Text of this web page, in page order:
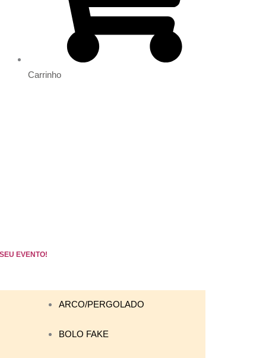
Carrinho
EVENTO!
ARCO/PERGOLADO
BOLO FAKE